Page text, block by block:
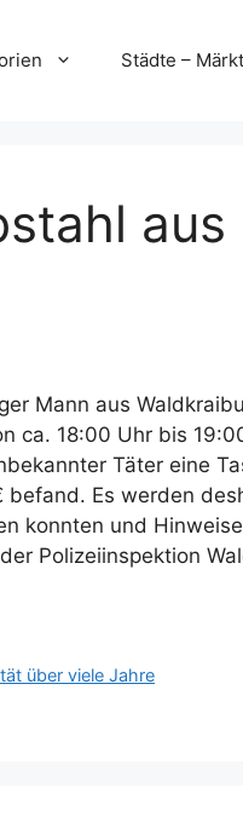
Städte –
aus
Mann aus
ca. 18:00 Uhr bis
Täter eine
Es werden
konnten und
Polizeiinspektion
über viele Jahre